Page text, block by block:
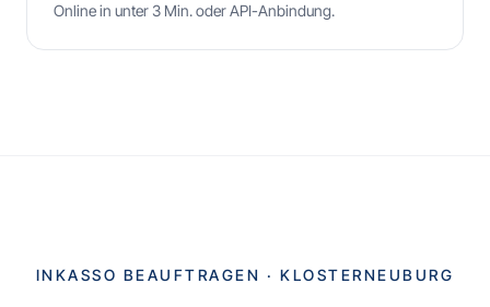
Online in unter 3 Min. oder API-Anbindung.
INKASSO BEAUFTRAGEN ·KLOSTERNEUBURG